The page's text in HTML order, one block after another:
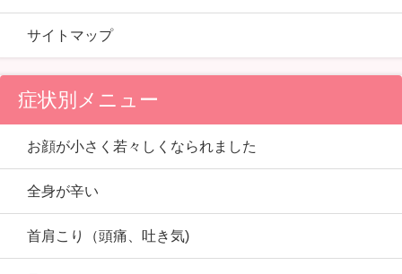
サイトマップ
症状別メニュー
お顔が小さく若々しくなられました
全身が辛い
首肩こり（頭痛、吐き気)